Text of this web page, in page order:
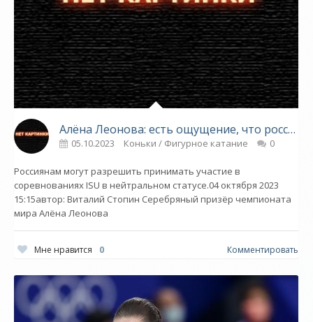
Алёна Леонова: есть ощущение, что российские фигуристы готовы выступать без гимна и флага - «Фигурное катание»
05.10.2023 Коньки / Фигурное катание 0
Россиянам могут разрешить принимать участие в
соревнованиях ISU в нейтральном статусе.04 октября 2023
15:15автор: Виталий Стопин Серебряный призёр чемпионата
мира Алёна Леонова
Мне нравится 0 Комментировать